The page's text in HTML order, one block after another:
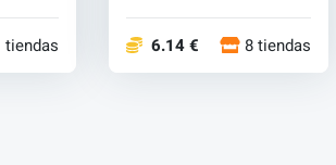
tiendas 6.14 € 8 tiendas